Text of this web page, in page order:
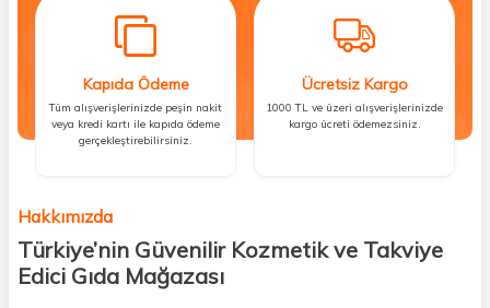
Kapıda Ödeme
Tüm alışverişlerinizde peşin nakit
veya kredi kartı ile kapıda ödeme
gerçekleştirebilirsiniz.
Ücretsiz Kargo
1000 TL ve üzeri alışverişlerinizde
kargo ücreti ödemezsiniz.
Hakkımızda
Türkiye’nin Güvenilir Kozmetik ve Takviye
Edici Gıda Mağazası